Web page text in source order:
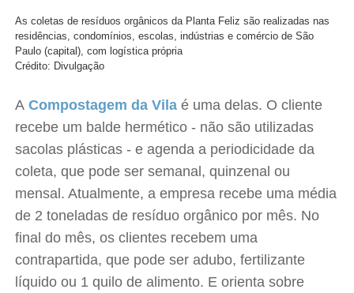
As coletas de resíduos orgânicos da Planta Feliz são realizadas nas
residências, condomínios, escolas, indústrias e comércio de São
Paulo (capital), com logística própria
Crédito: Divulgação
ACompostagem da Vila é uma delas. O cliente
recebe um balde hermético - não são utilizadas
sacolas plásticas - e agenda a periodicidade da
coleta, que pode ser semanal, quinzenal ou
mensal. Atualmente, a empresa recebe uma média
de 2 toneladas de resíduo orgânico por mês. No
final do mês, os clientes recebem uma
contrapartida, que pode ser adubo, fertilizante
líquido ou 1 quilo de alimento. E orienta sobre